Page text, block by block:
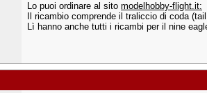
Lo puoi ordinare al sito modelhobby-flight.it:
Il ricambio comprende il traliccio di coda
Lì hanno anche tutti i ricambi per il nine